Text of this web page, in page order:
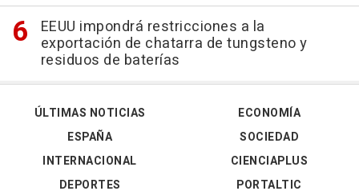
EEUU impondrá restricciones a la
exportación de chatarra de tungsteno y
residuos de baterías
ÚLTIMAS NOTICIAS
ESPAÑA
INTERNACIONAL
DEPORTES
ECONOMÍA
SOCIEDAD
CIENCIAPLUS
PORTALTIC